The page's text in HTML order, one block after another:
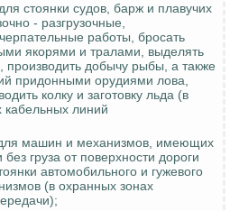
стоянки судов, барж и плавучих
- разгрузочные,
работы, бросать
якорями и тралами, выделять
добычу рыбы, а также
придонными орудиями лова,
колку и заготовку льда (в
кабельных линий
для машин и механизмов, имеющих
груза от поверхности дороги
автомобильного и гужевого
(в охранных зонах